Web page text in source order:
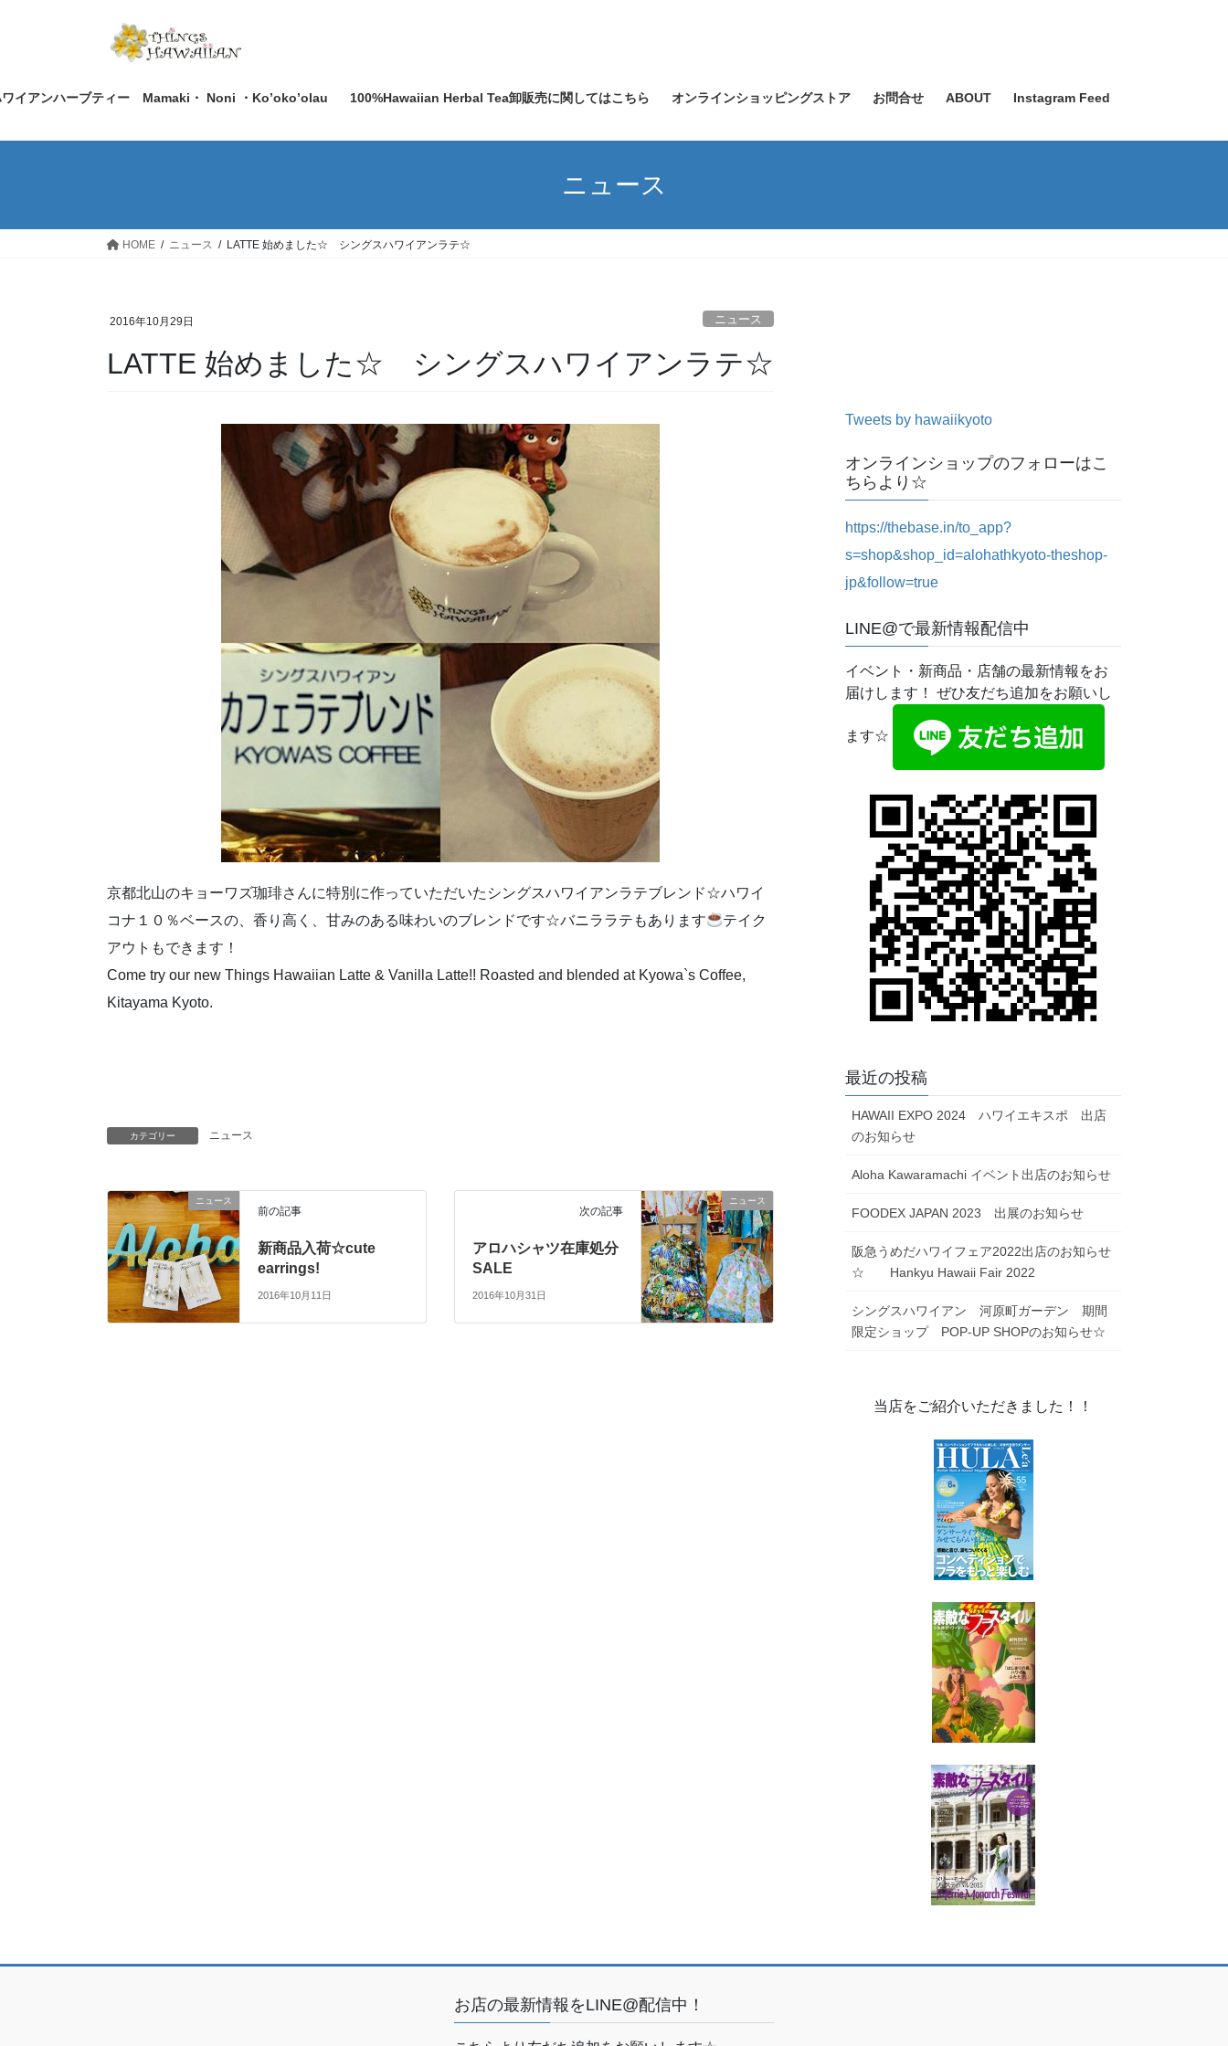
ツ
ス
シ
ン
ワイアンハーブティー Mamaki・ Noni ・Ko’oko’olau 100%Hawaiian Herbal Tea卸販売に関してはこちら オンラインショッピングストア お問合せ ABOUT Instagram Feed
ニュース
HOME ニュース LATTE 始めました☆ シングスハワイアンラテ☆
2016年10月29日 ニュース
LATTE 始めました☆ シングスハワイアンラテ☆
京都北山のキョーワズ珈琲さんに特別に作っていただいたシングスハワイアンラテブレンド☆ハワイ
コナ１０％ベースの、香り高く、甘みのある味わいのブレンドです☆バニララテもあります
テイク
アウトもできます！
Come try our new Things Hawaiian Latte & Vanilla Latte!! Roasted and blended at Kyowa`s Coffee,
Kitayama Kyoto.
カテゴリー ニュース
ニュース
前の記事
新商品入荷☆cute
earrings!
2016年10月11日
ニュース
次の記事
アロハシャツ在庫処分
SALE
2016年10月31日
Tweets by hawaiikyoto
オンラインショップのフォローはこ
ちらより☆
https://thebase.in/to_app?
s=shop&shop_id=alohathkyoto-theshop-
jp&follow=true
LINE@で最新情報配信中
イベント・新商品・店舗の最新情報をお
届けします！ ぜひ友だち追加をお願いし
ます☆
最近の投稿
HAWAII EXPO 2024 ハワイエキスポ 出店
のお知らせ
Aloha Kawaramachi イベント出店のお知らせ
FOODEX JAPAN 2023 出展のお知らせ
阪急うめだハワイフェア2022出店のお知らせ
☆ Hankyu Hawaii Fair 2022
シングスハワイアン 河原町ガーデン 期間
限定ショップ POP-UP SHOPのお知らせ☆
当店をご紹介いただきました！！
お店の最新情報をLINE@配信中！